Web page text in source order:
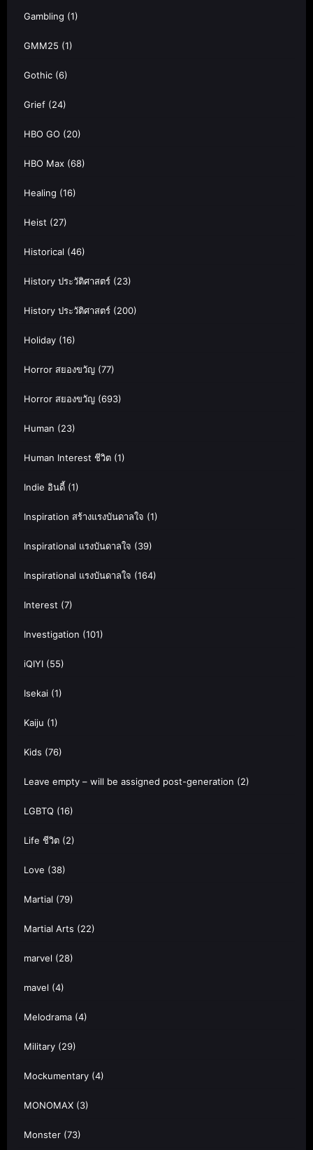
Gambling (1)
GMM25 (1)
Gothic (6)
Grief (24)
HBO GO (20)
HBO Max (68)
Healing (16)
Heist (27)
Historical (46)
History ประวัติศาสตร์ (23)
History ประวัติศาสตร์ (200)
Holiday (16)
Horror สยองขวัญ (77)
Horror สยองขวัญ (693)
Human (23)
Human Interest ชีวิต (1)
Indie อินดี้ (1)
Inspiration สร้างแรงบันดาลใจ (1)
Inspirational แรงบันดาลใจ (39)
Inspirational แรงบันดาลใจ (164)
Interest (7)
Investigation (101)
iQIYI (55)
Isekai (1)
Kaiju (1)
Kids (76)
Leave empty – will be assigned post-generation (2)
LGBTQ (16)
Life ชีวิต (2)
Love (38)
Martial (79)
Martial Arts (22)
marvel (28)
mavel (4)
Melodrama (4)
Military (29)
Mockumentary (4)
MONOMAX (3)
Monster (73)